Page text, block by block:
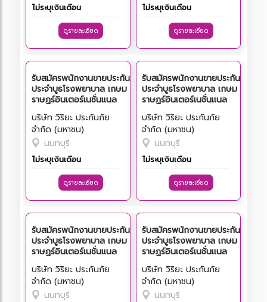
ไม่ระบุเงินเดือน
ดูรายละเอียด
ไม่ระบุเงินเดือน
ดูรายละเอียด
รับสมัครพนักงานขายประกัน
ประจำบูธโรงพยาบาล เกษม
ราษฏร์อินเตอร์เนชั่นเเนล
16,000 ยังไม่รวมค่า
คอมมิชชั่น สนใจโทร 090-
9700936
บริษัท วิริยะ ประกันภัย
จำกัด (มหาชน)
นนทบุรี
ไม่ระบุเงินเดือน
ดูรายละเอียด
รับสมัครพนักงานขายประกัน
ประจำบูธโรงพยาบาล เกษม
ราษฏร์อินเตอร์เนชั่นเเนล
16,000 ยังไม่รวมค่า
คอมมิชชั่น สนใจโทร 02-
1297238
บริษัท วิริยะ ประกันภัย
จำกัด (มหาชน)
นนทบุรี
ไม่ระบุเงินเดือน
ดูรายละเอียด
รับสมัครพนักงานขายประกัน
ประจำบูธโรงพยาบาล เกษม
ราษฏร์อินเตอร์เนชั่นเเนล
16,000 ยังไม่รวมค่า
คอมมิชชั่น สนใจโทร 090-
9700936
บริษัท วิริยะ ประกันภัย
จำกัด (มหาชน)
นนทบุรี
รับสมัครพนักงานขายประกัน
ประจำบูธโรงพยาบาล เกษม
ราษฏร์อินเตอร์เนชั่นเเนล
16,000 ยังไม่รวมค่า
คอมมิชชั่น สนใจโทร 02-
1297238
บริษัท วิริยะ ประกันภัย
จำกัด (มหาชน)
นนทบุรี